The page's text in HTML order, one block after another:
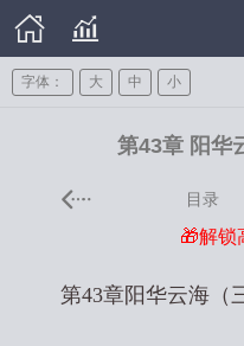
字体： 大 中 小
第43章 阳华
目录
🎁解锁
第43章阳华云海（